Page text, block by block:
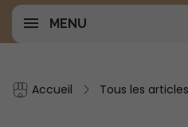
MENU
Accueil Tous les articles